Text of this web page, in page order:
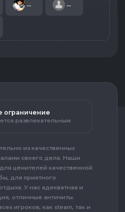
Mop9lK_XanauMoreThanLovee
ограничение
развлекательным
из качественных
своего дела. Наши
ценителей качественной
для приятного
У нас адекватная и
отличные античиты.
игроков, как steam, так и